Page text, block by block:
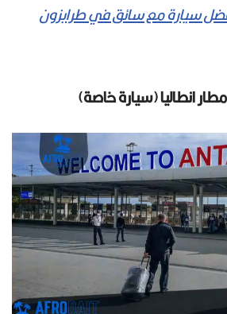
سيارة مع سائق في طرابزون
انطاليا (سيارة خاصة)